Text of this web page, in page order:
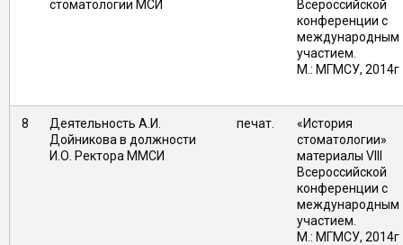
стоматологии МСИ
Всероссийской
конференции с
международным
участием.
М.: МГМСУ, 2014г
8
Деятельность А.И.
Дойникова в должности
И.О. Ректора ММСИ
печат.
«История
стоматологии»
материалы VIII
Всероссийской
конференции с
международным
участием.
М.: МГМСУ, 2014г